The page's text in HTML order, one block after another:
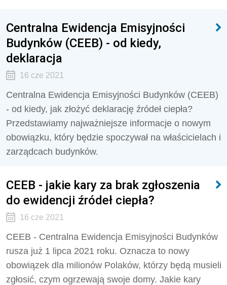
Centralna Ewidencja Emisyjności
Budynków (CEEB) - od kiedy,
deklaracja
16 cze 2021
Centralna Ewidencja Emisyjności Budynków (CEEB)
- od kiedy, jak złożyć deklarację źródeł ciepła?
Przedstawiamy najważniejsze informacje o nowym
obowiązku, który będzie spoczywał na właścicielach i
zarządcach budynków.
CEEB - jakie kary za brak zgłoszenia
do ewidencji źródeł ciepła?
16 cze 2021
CEEB - Centralna Ewidencja Emisyjności Budynków
rusza już 1 lipca 2021 roku. Oznacza to nowy
obowiązek dla milionów Polaków, którzy będą musieli
zgłosić, czym ogrzewają swoje domy. Jakie kary